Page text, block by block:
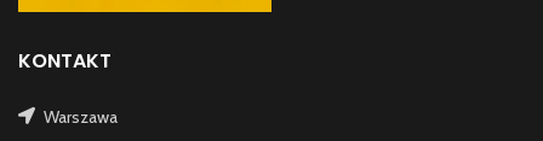
KONTAKT
Warszawa